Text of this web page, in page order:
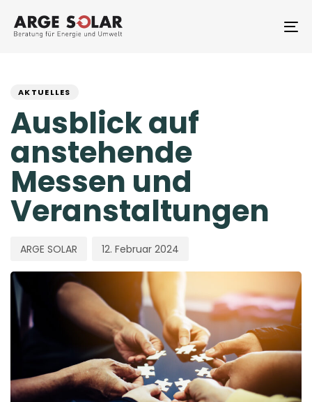
links
primary
content
AKTUELLES
Ausblick auf
anstehende
Messen und
Veranstaltungen
ARGE SOLAR 12. Februar 2024